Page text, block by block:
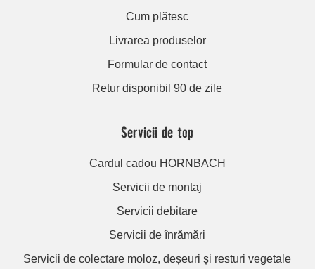
Cum plătesc
Livrarea produselor
Formular de contact
Retur disponibil 90 de zile
Servicii de top
Cardul cadou HORNBACH
Servicii de montaj
Servicii debitare
Servicii de înrămări
Servicii de colectare moloz, deșeuri și resturi vegetale